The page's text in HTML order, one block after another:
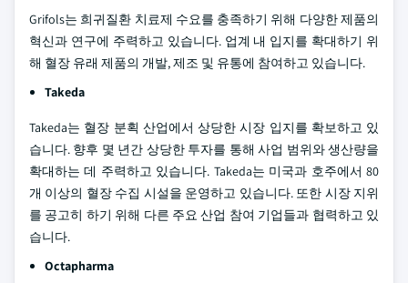
Grifols는 희귀질환 치료제 수요를 충족하기 위해 다양한 제품의
혁신과 연구에 주력하고 있습니다. 업계 내 입지를 확대하기 위
해 혈장 유래 제품의 개발, 제조 및 유통에 참여하고 있습니다.
Takeda
Takeda는 혈장 분획 산업에서 상당한 시장 입지를 확보하고 있
습니다. 향후 몇 년간 상당한 투자를 통해 사업 범위와 생산량을
확대하는 데 주력하고 있습니다. Takeda는 미국과 호주에서 80
개 이상의 혈장 수집 시설을 운영하고 있습니다. 또한 시장 지위
를 공고히 하기 위해 다른 주요 산업 참여 기업들과 협력하고 있
습니다.
Octapharma